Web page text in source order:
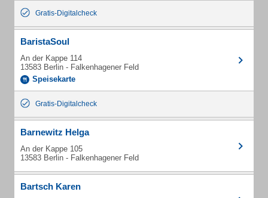
Gratis-Digitalcheck
BaristaSoul
An der Kappe 114
13583 Berlin - Falkenhagener Feld
Speisekarte
Gratis-Digitalcheck
Barnewitz Helga
An der Kappe 105
13583 Berlin - Falkenhagener Feld
Bartsch Karen